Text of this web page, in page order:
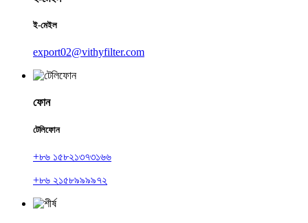
ই-মেইল
export02@vithyfilter.com
ফোন
টেলিফোন
+৮৬ ১৫৮২১৩৭৩১৬৬
+৮৬ ২১৫৮৯৯৯৯৭২